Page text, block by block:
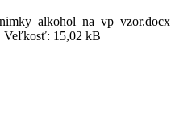
Veľkosť: 15,02 kB